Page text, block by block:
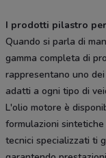
I prodotti pilastro
Quando si parla di
gamma completa di
rappresentano uno
adatti a ogni tipo di
L'olio motore è
formulazioni
tecnici specializzati ti